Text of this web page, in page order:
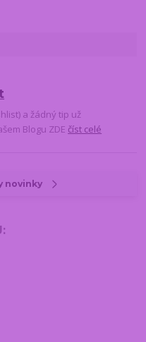
a žádný tip už
Blogu ZDE číst celé
novinky
: